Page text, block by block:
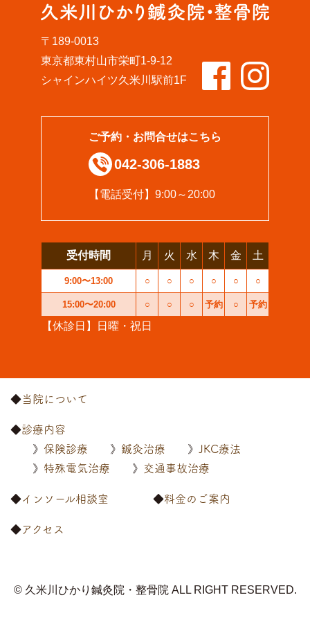
〒189-0013
東京都東村山市栄町1-9-12
シャインハイツ久米川駅前1F
ご予約・お問合せはこちら
042-306-1883
【電話受付】9:00～20:00
受付時間 月 火 水 木 金 土
9:00〜13:00 ○ ○ ○ ○ ○ ○
15:00〜20:00 ○ ○ ○ 予約 ○ 予約
【休診日】日曜・祝日
当院について
診療内容
保険診療
鍼灸治療
JKC療法
特殊電気治療
交通事故治療
インソール相談室 料金のご案内
アクセス
© 久米川ひかり鍼灸院・整骨院 ALL RIGHT RESERVED.